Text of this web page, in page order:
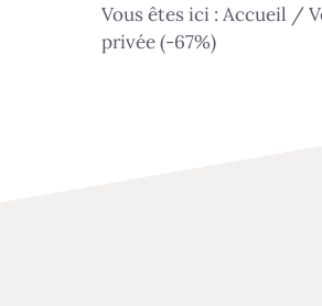
Vous êtes ici : Accueil /
privée (-67%)